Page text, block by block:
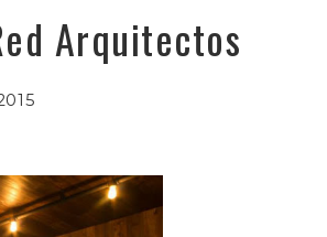
Arquitectos